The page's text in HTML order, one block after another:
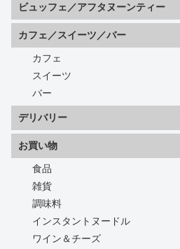
ビュッフェ／アフタヌーンティー
カフェ／スイーツ／バー
カフェ
スイーツ
バー
デリバリー
お買い物
食品
雑貨
調味料
インスタントヌードル
ワイン＆チーズ